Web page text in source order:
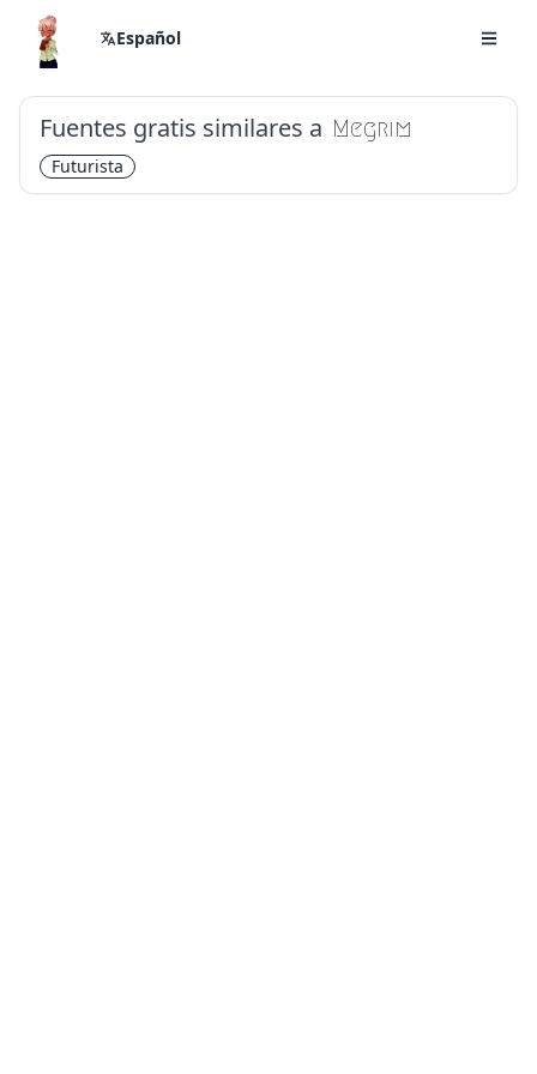
Español
Fuentes gratis similares a Megrim
Futurista